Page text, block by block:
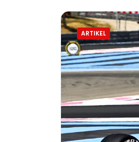
ARTIKEL